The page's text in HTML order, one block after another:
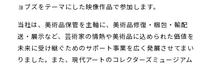
ョブズをテーマにした映像作品で参加します。
当社は、美術品保管を主軸に、美術品修復・梱包・輸配
送・展示など、芸術家の情熱や美術品に込められた価値を
未来に受け継ぐためのサポート事業を広く発展させてまい
りました。また、現代アートのコレクターズミュージアム